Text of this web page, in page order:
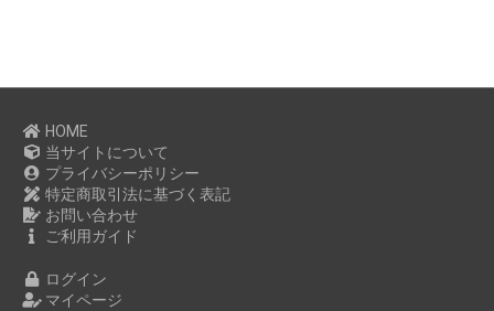
HOME
当サイトについて
プライバシーポリシー
特定商取引法に基づく表記
お問い合わせ
ご利用ガイド
ログイン
マイページ